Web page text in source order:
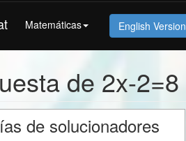
Matemáticas English Version
de 2x-2=8
de solucionadores